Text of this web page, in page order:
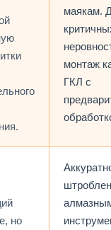
маякам.
монтаж
ГКЛ с
но